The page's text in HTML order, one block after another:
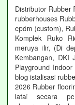
Distributor Rubber
rubberhouses
epdm (custom),
Komplek Ruko
meruya ilir, (Di
Kembangan, DKI
Playground
blog istalisasi
2026 Rubber
latai secara